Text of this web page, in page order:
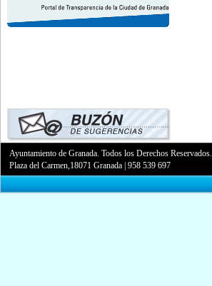
Ayuntamiento de Granada. Todos los Derechos Reservados.
Plaza del Carmen,18071 Granada |958 539 697